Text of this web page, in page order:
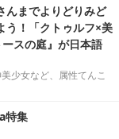
んまでよりどりみど
う！「クトゥルフ×美
スの庭』が日本語
少女など、属性てんこ
特集